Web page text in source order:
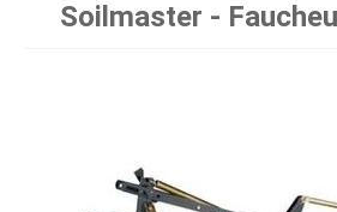
Soilmaster -